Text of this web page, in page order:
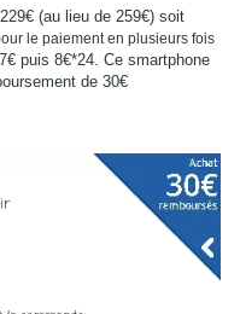
(au lieu de 259€) soit
le paiement en plusieurs fois
puis 8€*24. Ce smartphone
de 30€